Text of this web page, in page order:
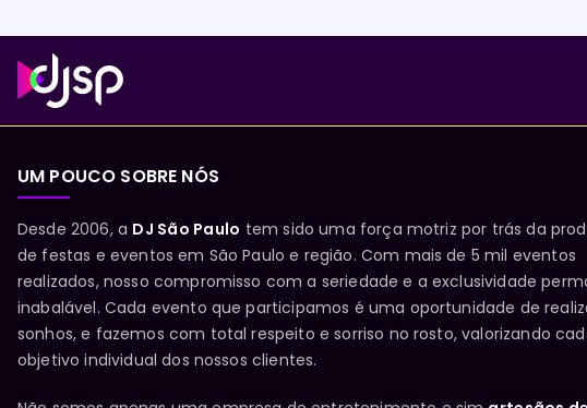
UM POUCO SOBRE NÓS
Desde 2006, a DJ São Paulo tem sido uma força motriz por trás da
de festas e eventos em São Paulo e região. Com mais de 5 mil eventos
realizados, nosso compromisso com a seriedade e a exclusividade
inabalável. Cada evento que participamos é uma oportunidade de
sonhos, e fazemos com total respeito e sorriso no rosto, valorizando
objetivo individual dos nossos clientes.